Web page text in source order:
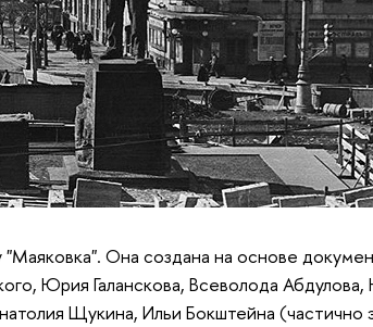
Она создана на основе
Юрия Галанскова, Всеволода
Щукина, Ильи Бокштейна (частично